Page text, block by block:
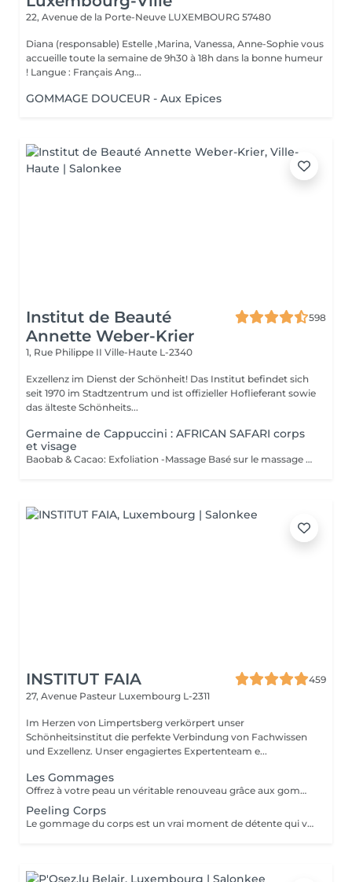
22, Avenue de la Porte-Neuve LUXEMBOURG 57480
Diana (responsable) Estelle ,Marina, Vanessa, Anne-Sophie vous
accueille toute la semaine de 9h30 à 18h dans la bonne humeur
! Langue : Français Ang...
GOMMAGE DOUCEUR - Aux Epices
Institut de Beauté
Annette Weber-Krier
598
1, Rue Philippe II Ville-Haute L-2340
Exzellenz im Dienst der Schönheit! Das Institut befindet sich
seit 1970 im Stadtzentrum und ist offizieller Hoflieferant sowie
das älteste Schönheits...
Germaine de Cappuccini : AFRICAN SAFARI corps
et visage
Baobab & Cacao: Exfoliation -Massage Basé sur le massage Hilotra de Madagascar, il combine des techniques ancestrales africaines et asiatiques pour générer une sensation de connexion avec la nature et un équilibre corporel. AFRICAN BLISS : Massage SWEET Maternity: Basé sur la technique du drainage lymphatique, ce rituel combine des mouvements ascendants et des mouvements enveloppants qui favorisent une sensation de légèreté et de confort immédiate dans les jambes Light Legs : Basé sur la technique du drainage lymphatique, ce rituel combine des mouvements ascendants et des mouvements enveloppants qui favorisent une sensation de légèreté et de confort immédiate dans les jambes
INSTITUT FAIA
459
27, Avenue Pasteur Luxembourg L-2311
Im Herzen von Limpertsberg verkörpert unser
Schönheitsinstitut die perfekte Verbindung von Fachwissen
und Exzellenz. Unser engagiertes Expertenteam e...
Les Gommages
Offrez à votre peau un véritable renouveau grâce aux gommages corps Gemology. Enrichis en extraits minéraux précieux et en ingrédients naturels, ils exfolient en douceur, éliminent les cellules mortes et révèlent l'éclat de la peau. Leur texture sensorielle et leurs parfums délicats transforment l'exfoliation en un rituel de bien-être luxueux. Résultat : une peau lisse, douce, parfaitement préparée à recevoir les soins suivants.
Peeling Corps
Le gommage du corps est un vrai moment de détente qui va permettre à la peau de se débarrasser de ses inégalités et de retrouver une peau toute douce. Ce soin est parfait juste avant d'aller au soleil pour permettre à la peau de mieux bronzer.